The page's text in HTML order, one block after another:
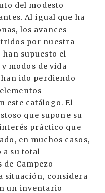
del modesto
Al igual que ha
los avances
por nuestra
supuesto el
modos de vida
ido perdiendo
este catálogo. El
que supone su
práctico que
en muchos casos,
a su total
de Campezo-
situación, considera
un inventario